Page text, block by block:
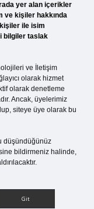
yer alan içerikler
ve kişiler hakkında
ile isim
bilgiler taslak
ve İletişim
olarak hizmet
olarak denetleme
Ancak, üyelerimiz
siteye üye olarak bu
düşündüğünüz
bildirmeniz halinde,